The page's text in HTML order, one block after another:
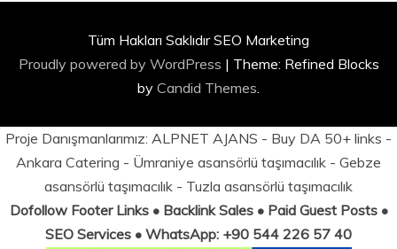
Tüm Hakları Saklıdır SEO Marketing
Proudly powered by WordPress | Theme: Refined Blocks
by Candid Themes.
Proje Danışmanlarımız: ALPNET AJANS - Buy DA 50+ links -
Ankara Catering - Ümraniye asansörlü taşımacılık - Gebze
asansörlü taşımacılık - Tuzla asansörlü taşımacılık
Dofollow Footer Links • Backlink Sales • Paid Guest Posts •
SEO Services • WhatsApp: +90 544 226 57 40